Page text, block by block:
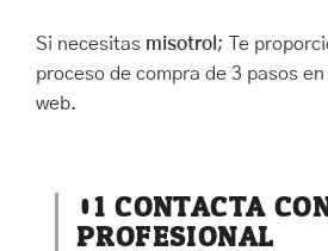
Si necesitas misotrol ; Te
proceso de compra de 3 pasos
web.
01CONTACTA
PROFESIONAL